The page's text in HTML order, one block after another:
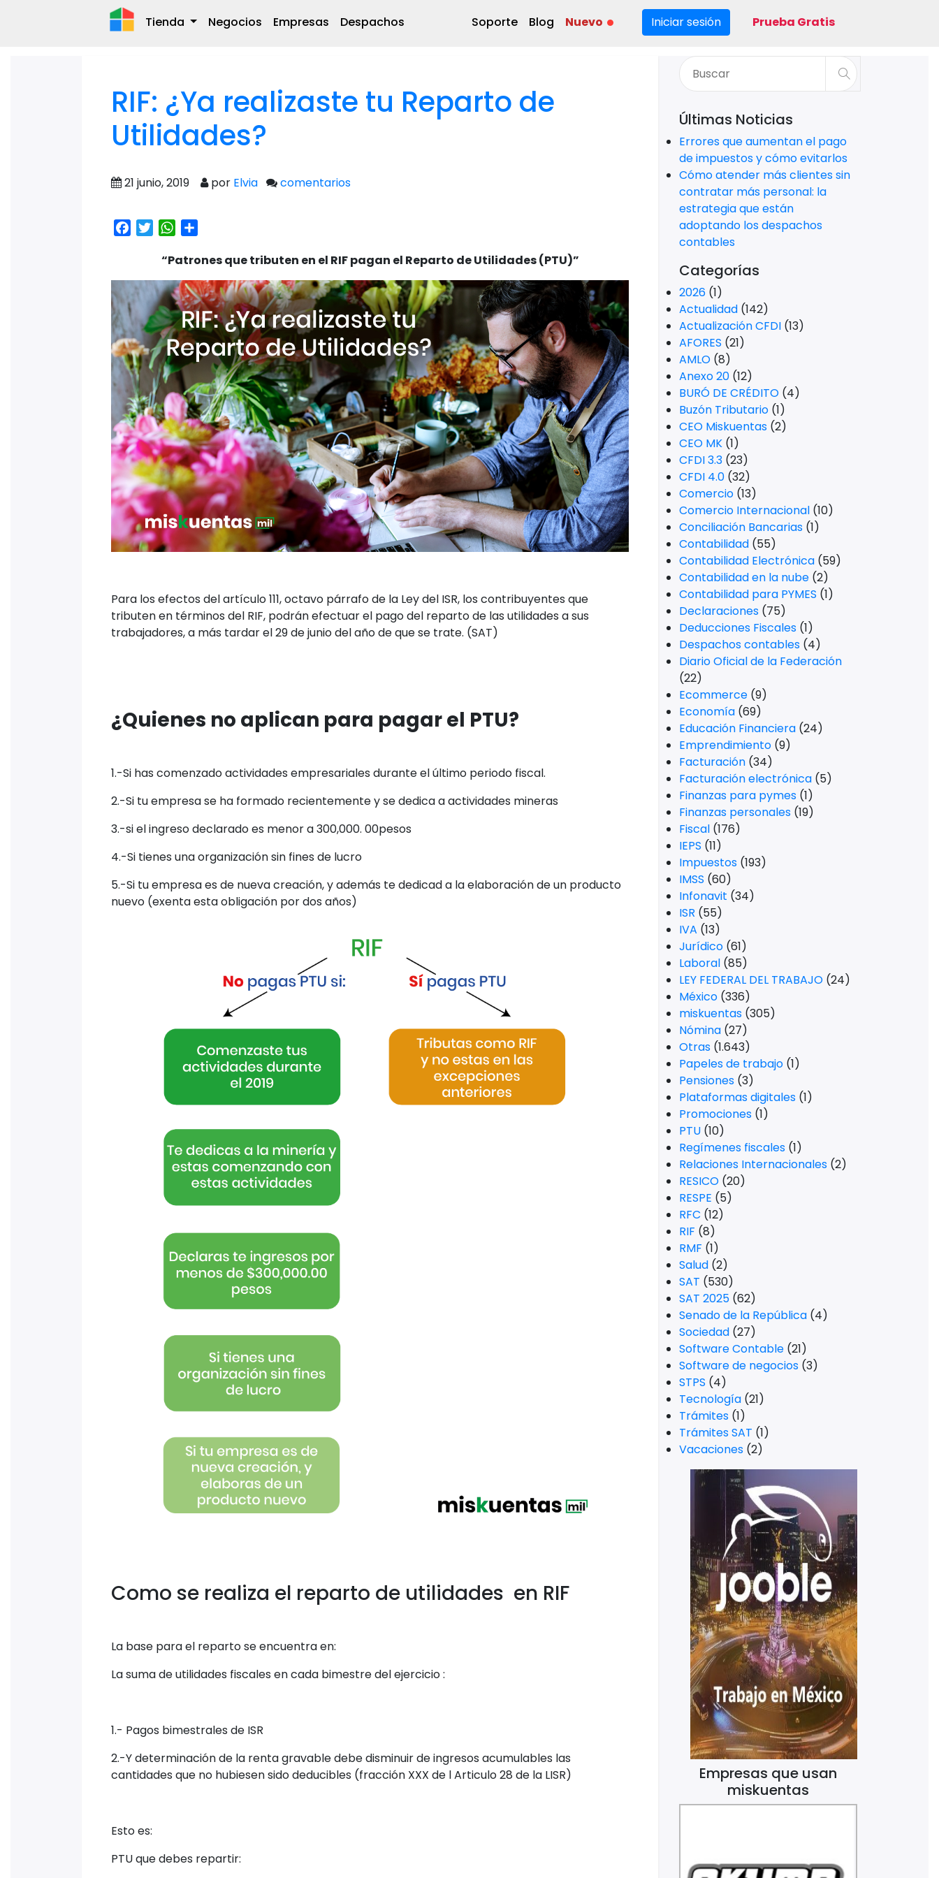
Tienda Negocios Empresas Despachos Soporte Blog Nuevo Iniciar sesión Prueba Gratis
RIF: ¿Ya realizaste tu Reparto de
Utilidades?
21 junio, 2019 por Elvia comentarios
Facebook
TwitterWhatsApp
“Patrones que tributen en el RIF pagan el Reparto de Utilidades (PTU)”
Para los efectos del artículo 111, octavo párrafo de la Ley del ISR, los contribuyentes que
tributen en términos del RIF, podrán efectuar el pago del reparto de las utilidades a sus
trabajadores, a más tardar el 29 de junio del año de que se trate. (SAT)
¿Quienes no aplican para pagar el PTU?
1.-Si has comenzado actividades empresariales durante el último periodo fiscal.
2.-Si tu empresa se ha formado recientemente y se dedica a actividades mineras
3.-si el ingreso declarado es menor a 300,000. 00pesos
4.-Si tienes una organización sin fines de lucro
5.-Si tu empresa es de nueva creación, y además te dedicad a la elaboración de un producto
nuevo (exenta esta obligación por dos años)
Como se realiza el reparto de utilidades en RIF
La base para el reparto se encuentra en:
La suma de utilidades fiscales en cada bimestre del ejercicio :
1.- Pagos bimestrales de ISR
2.-Y determinación de la renta gravable debe disminuir de ingresos acumulables las
cantidades que no hubiesen sido deducibles (fracción XXX de l Articulo 28 de la LISR)
Esto es:
PTU que debes repartir:
Últimas Noticias
Errores que aumentan el pago
de impuestos y cómo evitarlos
Cómo atender más clientes sin
contratar más personal: la
estrategia que están
adoptando los despachos
contables
Categorías
2026 (1)
Actualidad (142)
Actualización CFDI (13)
AFORES (21)
AMLO (8)
Anexo 20 (12)
BURÓ DE CRÉDITO (4)
Buzón Tributario (1)
CEO Miskuentas (2)
CEO MK (1)
CFDI 3.3 (23)
CFDI 4.0 (32)
Comercio (13)
Comercio Internacional (10)
Conciliación Bancarias (1)
Contabilidad (55)
Contabilidad Electrónica (59)
Contabilidad en la nube (2)
Contabilidad para PYMES (1)
Declaraciones (75)
Deducciones Fiscales (1)
Despachos contables (4)
Diario Oficial de la Federación
(22)
Ecommerce (9)
Economía (69)
Educación Financiera (24)
Emprendimiento (9)
Facturación (34)
Facturación electrónica (5)
Finanzas para pymes (1)
Finanzas personales (19)
Fiscal (176)
IEPS (11)
Impuestos (193)
IMSS (60)
Infonavit (34)
ISR (55)
IVA (13)
Jurídico (61)
Laboral (85)
LEY FEDERAL DEL TRABAJO (24)
México (336)
miskuentas (305)
Nómina (27)
Otras (1.643)
Papeles de trabajo (1)
Pensiones (3)
Plataformas digitales (1)
Promociones (1)
PTU (10)
Regímenes fiscales (1)
Relaciones Internacionales (2)
RESICO (20)
RESPE (5)
RFC (12)
RIF (8)
RMF (1)
Salud (2)
SAT (530)
SAT 2025 (62)
Senado de la República (4)
Sociedad (27)
Software Contable (21)
Software de negocios (3)
STPS (4)
Tecnología (21)
Trámites (1)
Trámites SAT (1)
Vacaciones (2)
Empresas que usan
miskuentas